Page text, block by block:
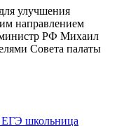
улучшения
направлением
министр РФ Михаил
Совета палаты
ЕГЭ школьница